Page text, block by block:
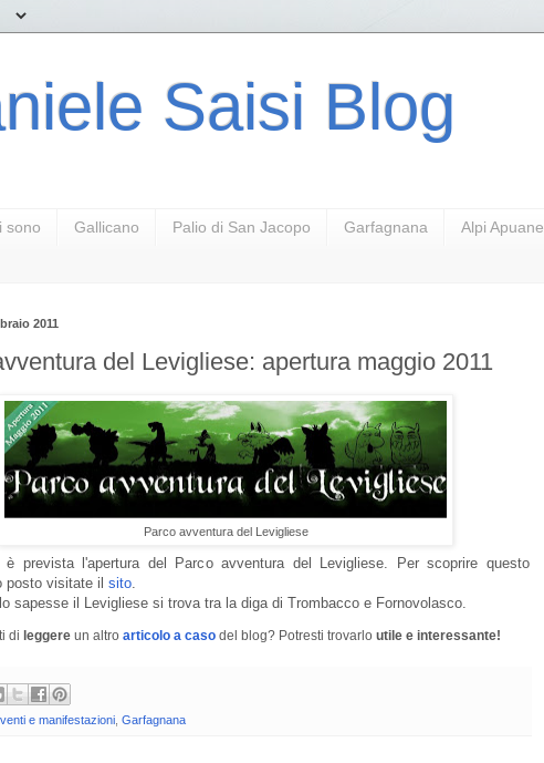
Saisi Blog
sono Gallicano Palio di San Jacopo Garfagnana Alpi Apuane
2011
del Levigliese: apertura maggio 2011
Parco avventura del Levigliese
è prevista l'apertura del Parco avventura del Levigliese. Per scoprire questo
posto visitate il sito
sapesse il Levigliese si trova tra la diga di Trombacco e Fornovolasco.
di leggere un altro articolo a caso del blog? Potresti trovarlo utile e interessante!
e manifestazioni Garfagnana